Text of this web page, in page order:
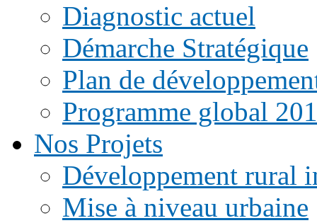
Diagnostic actuel
Démarche Stratégique
Plan de
Programme global
Nos Projets
Développement rural
Mise à niveau urbaine